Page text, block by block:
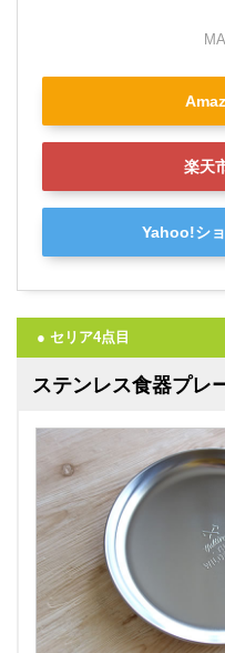
楽天
Yahoo!シ
● セリア4点目
ステンレス食器プレ